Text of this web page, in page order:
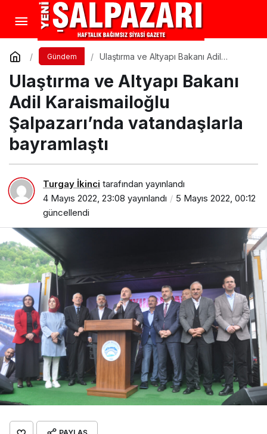
Gündem
Ulaştırma ve Altyapı Bakanı Adil
vatandaşlarla bayramlaştı
Ulaştırma ve Altyapı Bakanı
Adil Karaismailoğlu
Şalpazarı’nda vatandaşlarla
bayramlaştı
Turgay İkinci tarafından yayınlandı
4 Mayıs 2022, 23:08 yayınlandı
5 Mayıs 2022, 00:12
güncellendi